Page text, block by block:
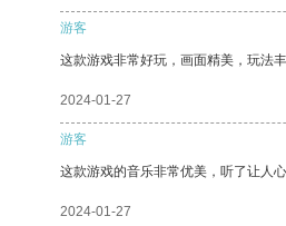
游客
这款游戏非常好玩，画面精美，玩法
2024-01-27
游客
这款游戏的音乐非常优美，听了让人心
2024-01-27